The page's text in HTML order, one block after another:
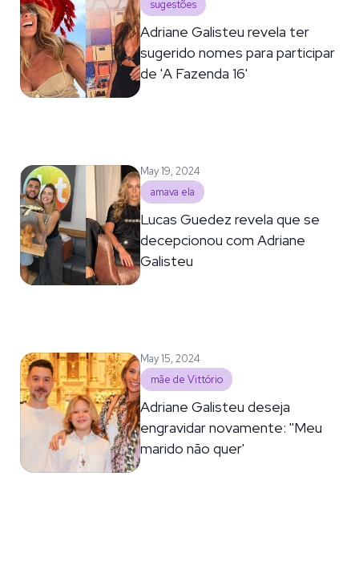
sugestões
Adriane Galisteu revela ter
sugerido nomes para participar
de 'A Fazenda 16'
May 19, 2024
amava ela
Lucas Guedez revela que se
decepcionou com Adriane
Galisteu
May 15, 2024
mãe de Vittório
Adriane Galisteu deseja
engravidar novamente: ''Meu
marido não quer'